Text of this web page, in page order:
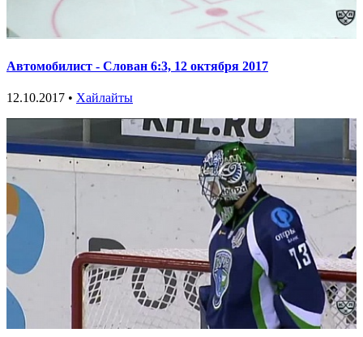
Автомобилист - Слован 6:3, 12 октября 2017
12.10.2017 • Хайлайты